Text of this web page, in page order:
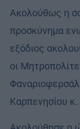
Ακολούθως η
προσκύνημα
εξόδιος
οι
Καρπενησίου